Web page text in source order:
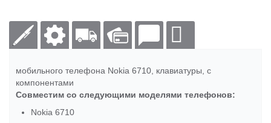
мобильного телефона Nokia 6710, клавиатуры, с
компонентами
Совместим со следующими моделями телефонов:
Nokia 6710